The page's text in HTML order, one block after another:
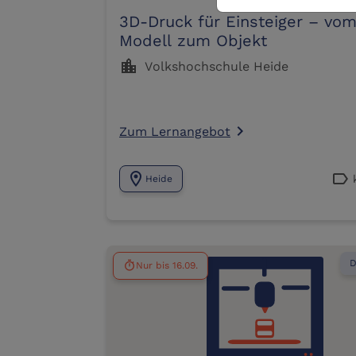
3D-Druck für Einsteiger – vom
Modell zum Objekt
location_city Volkshochschule Heide
Zum Lernangebot navigate_next
location_on Heide label
timerNur bis 16.09.